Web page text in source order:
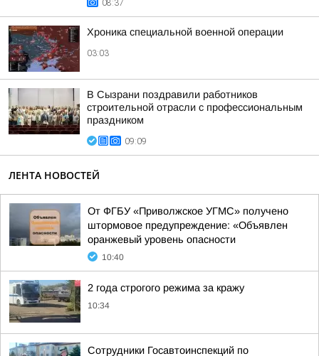
08:37
Хроника специальной военной операции
03:03
В Сызрани поздравили работников
строительной отрасли с профессиональным
праздником
09:09
ЛЕНТА НОВОСТЕЙ
От ФГБУ «Приволжское УГМС» получено
штормовое предупреждение: «Объявлен
оранжевый уровень опасности
10:40
2 года строгого режима за кражу
10:34
Сотрудники Госавтоинспекций по